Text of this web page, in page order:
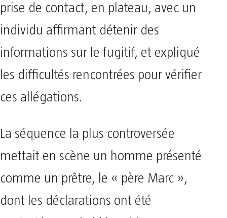
prise de contact, en plateau, avec un
individu affirmant détenir des
informations sur le fugitif, et expliqué
les difficultés rencontrées pour vérifier
ces allégations.
La séquence la plus controversée
mettait en scène un homme présenté
comme un prêtre, le « père Marc »,
dont les déclarations ont été